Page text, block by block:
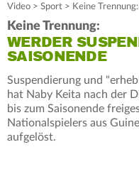
Video > Sport > Keine
Keine Trennung:
WERDER
SAISONENDE
Suspendierung und
hat Naby Keita nach der
bis zum Saisonende
Nationalspielers aus
aufgelöst.